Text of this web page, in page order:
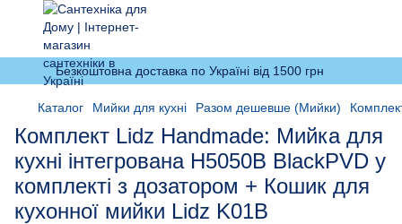
Безкоштовна доставка по Україні від 1500 грн
Каталог Мийки для кухні Разом дешевше (Мийки)
Комплект Lidz Handmade: Мийка для
кухні інтегрована H5050B BlackPVD у
комплекті з дозатором + Кошик для
кухонної мийки Lidz K01B